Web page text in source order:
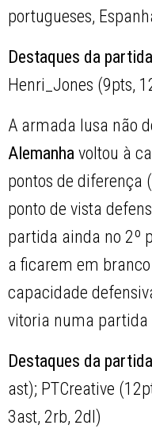
portugueses,
Destaques da
Henri_Jones (9pts,
A armada lusa não
Alemanha voltou à
pontos de diferença
ponto de vista
partida ainda no 2º
a ficarem em
capacidade
vitoria numa partida
Destaques da
ast); PTCreative
3ast, 2rb, 2dl)